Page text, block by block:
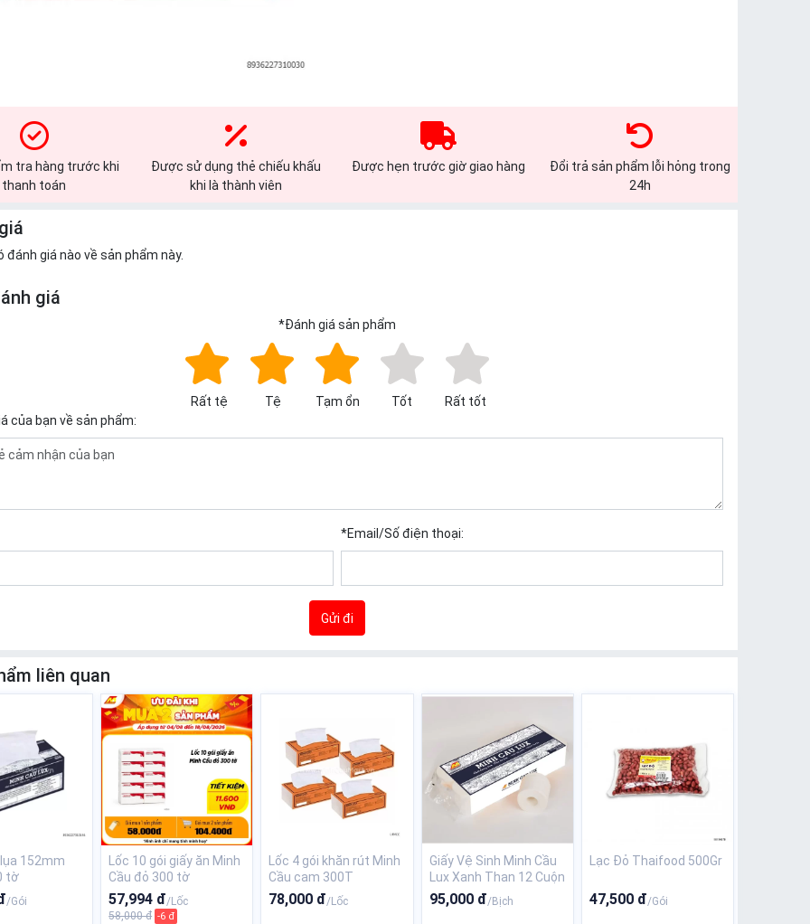
tra hàng trước khi
thanh toán
Được sử dụng thẻ chiếu khấu
khi là thành viên
Được hẹn trước giờ giao hàng
Đổi trả sản phẩm lỗi hỏng trong
24h
đánh giá nào về sản phẩm này.
giá
*Đánh giá sản phẩm
Rất tệ Tệ Tạm ổn Tốt
Rất tốt
của bạn về sản phẩm:
*Email/Số điện thoại:
Gửi đi
liên quan
152mm
tờ
/Gói
Lốc 10 gói giấy ăn Minh
Cầu đỏ 300 tờ
57,994 đ/Lốc
58,000 đ -6 đ
Lốc 4 gói khăn rút Minh
Cầu cam 300T
78,000 đ/Lốc
Giấy Vệ Sinh Minh Cầu
Lux Xanh Than 12 Cuộn
* 5 Lớp
95,000 đ/Bịch
Lạc Đỏ Thaifood 500Gr
47,500 đ/Gói